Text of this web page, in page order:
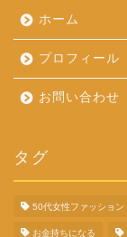
ホーム
プロフィール
お問い合わせ
タグ
50代女性ファッション
お金持ちになる